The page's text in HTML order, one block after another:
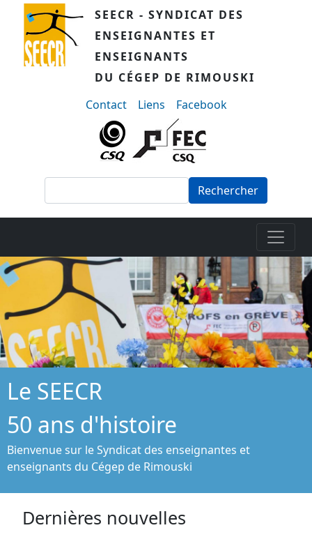
Aller au contenu principalSEECR - SYNDICAT DES
ENSEIGNANTES ET
ENSEIGNANTS
DU CÉGEP DE RIMOUSKI
menu-secondaire
Contact Liens Facebook
Le SEECR
50 ans d'histoire
Bienvenue sur le Syndicat des enseignantes et
enseignants du Cégep de Rimouski
Dernières nouvelles